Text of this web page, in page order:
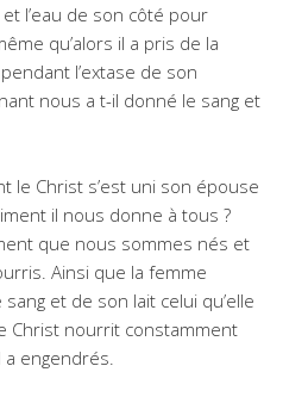
l’eau de son côté pour
qu’alors il a pris de la
l’extase de son
nous a t-il donné le sang et
le Christ s’est uni son épouse
il nous donne à tous ?
que nous sommes nés et
Ainsi que la femme
et de son lait celui qu’elle
Christ nourrit constamment
a engendrés.